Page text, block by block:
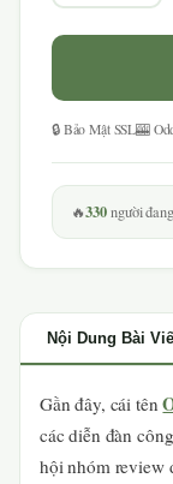
🔒 Bảo Mật SSL🎰
🔥330người
Nội Dung Bài
Gần đây, cái tên
các diễn đàn
hội nhóm review